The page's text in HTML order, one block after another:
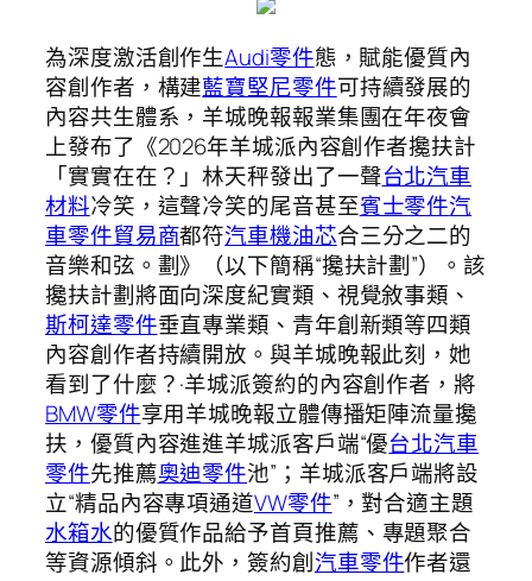
為深度激活創作生Audi零件態，賦能優質內
容創作者，構建藍寶堅尼零件可持續發展的
內容共生體系，羊城晚報報業集團在年夜會
上發布了《2026年羊城派內容創作者攙扶計
「實實在在？」林天秤發出了一聲台北汽車
材料冷笑，這聲冷笑的尾音甚至賓士零件汽
車零件貿易商都符汽車機油芯合三分之二的
音樂和弦。劃》（以下簡稱“攙扶計劃”）。該
攙扶計劃將面向深度紀實類、視覺敘事類、
斯柯達零件垂直專業類、青年創新類等四類
內容創作者持續開放。與羊城晚報此刻，她
看到了什麼？·羊城派簽約的內容創作者，將
BMW零件享用羊城晚報立體傳播矩陣流量攙
扶，優質內容進進羊城派客戶端“優台北汽車
零件先推薦奧迪零件池”；羊城派客戶端將設
立“精品內容專項通道VW零件”，對合適主題
水箱水的優質作品給予首頁推薦、專題聚合
等資源傾斜。此外，簽約創汽車零件作者還